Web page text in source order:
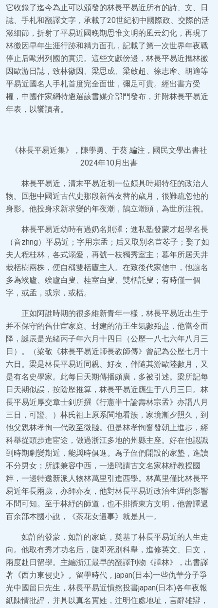
它收錄了迄今為止可以頒發的林長平易近所有的詩、文、日
誌、手札和翻譯文字，承載了20世紀初中國際政、交際的活
潑細節，折射了平易近國晚期思惟文明的風云幻化，再現了
林徽因早年生涯行跡和精力面孔，記載了第一次世界年夜戰
停止后歐洲列國的實況。這些文獻傍邊，林長平易近攜林徽
因歐游日誌，致林徽因、梁思成、梁啟超、徐志摩、胡適等
平易近國名人手札首度完全面世，彌足可貴。經出書方受
權，中國作家網特遴選該書媒介部門發布，并附林長平易近
年表，以饗讀者。
《林長平易近集》，陳學勇、于葵 編注，國民文學出書社
2024年10月出書
林長平易近，清末平易近初一位頗具時期特征的政治人
物。回想中國近古代史那段新舊友替的歲月，很難疏忽他的
身影。他投身求新求變的年夜潮，鵠立潮頭，為世所注視。
林長平易近幼時有過奶名則澤；進私塾發蒙才起學名長
（音zhng）平易近；字用宗孟；后又取別名苣苳子；娶了如
夫人程桂林，各式溺愛，再號一枝獨秀室主；暮年所居天井
栽栝樹兩株，便自稱雙栝廬主人。在致後代家信中，他題名
多為竢廬、竢廬白叟、桂室白叟、雙栝託叟；有時僅一個
字，或孟，或宗，或栝。
正如阿誰時期的很多維新青年一樣，林長平易近出生于
并不保守的舊仕宦家庭。封建的清王生氣數殆盡，他當令而
降，誕辰是光緒丙子年六月十四日（公歷一八七六年八月三
日）。（梁敬《林長平易近師長教師傳》曾記為公歷七月十
六日。梁是林長平易近同親、好友，伴隨其游歐陸數月，又
是有名史學家。此每日天期傳播頗廣，多被引述。梁所記每
日天期似誤，按陰歷推算，林長平易近應生于八月三日。林
長平易近厚交章士釗所撰《行憲半十論壽林宗孟》亦謂八月
三日，可證。）林氏祖上原系閩地看族，家境漸夕照久，到
他父親林孝恂一代敗至微賤。但是林孝恂奮發朝上進步，經
科舉從頭步進宦途，做過浙江多地的州縣主座。好在他認識
到時期劇變期近，能與時俱進。為子侄們開設的家塾，進讀
不分男女；所課兼容中西，一邊聘請古文名家林紓教授國
粹，一邊特邀新派人物林萬里引進西學。林萬里僅比林長平
易近年長兩歲，亦師亦友，他對林長平易近政治生涯的影響
不問可知。至于林紓的師道，也不排擠東方文明，他曾譯過
百余部本國小說，《茶花女遺事》就是其一。
如許的發蒙，如許的家庭，奠基了林長平易近的人生走
向。他取有秀才功名后，旋即死別科舉，進修英文、日文，
兩度赴日留學。主編浙江最早的翻譯刊物《譯林》，出書譯
著《西力東侵史》。留學時代，japan(日本)一些仇華分子爭
光中國留日先生，林長平易近憤然投書japan(日本)各年夜報
紙陳情批評，并具以真名實姓，注明住處地址，言辭雄辯，